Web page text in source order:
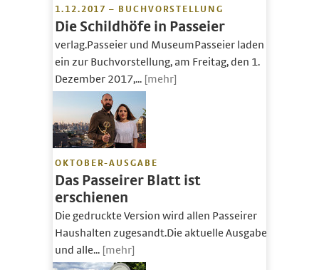
1.12.2017 – BUCHVORSTELLUNG
Die Schildhöfe in Passeier
verlag.Passeier und MuseumPasseier laden
ein zur Buchvorstellung, am Freitag, den 1.
Dezember 2017,... [mehr]
OKTOBER-AUSGABE
Das Passeirer Blatt ist
erschienen
Die gedruckte Version wird allen Passeirer
Haushalten zugesandt.Die aktuelle Ausgabe
und alle... [mehr]